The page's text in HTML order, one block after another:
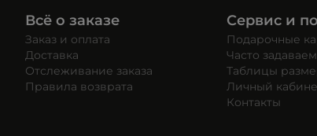
Всё о заказе
Заказ и оплата
Доставка
Отслеживание заказа
Правила возврата
Сервис и
Подарочные
Часто
Таблицы
Личный
Контакты